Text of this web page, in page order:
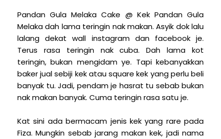
Pandan Gula Melaka Cake @ Kek Pandan Gula
Melaka dah lama teringin nak makan. Asyik dok lalu
lalang dekat wall instagram dan facebook je.
Terus rasa teringin nak cuba. Dah lama kot
teringin, bukan mengidam ye. Tapi kebanyakkan
baker jual sebiji kek atau square kek yang perlu beli
banyak tu. Jadi, pendam je hasrat tu sebab bukan
nak makan banyak. Cuma teringin rasa satu je.
Kat sini ada bermacam jenis kek yang rare pada
Fiza. Mungkin sebab jarang makan kek, jadi nama